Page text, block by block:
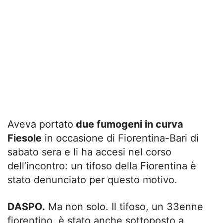
Aveva portato due fumogeni in curva
Fiesole in occasione di Fiorentina-Bari di
sabato sera e li ha accesi nel corso
dell’incontro: un tifoso della Fiorentina è
stato denunciato per questo motivo.
DASPO. Ma non solo. Il tifoso, un 33enne
fiorentino, è stato anche sottoposto a